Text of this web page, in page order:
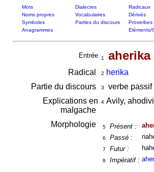
Mots Dialectes Radicaux
Noms propres
Vocabulaires Dérivés
Symboles
Parties du discours Proverbes
Anagrammes
Eléments/
Entrée 1 aherika
Radical 2
herika
Partie du discours
3
verbe passif
Explications en
malgache
4Avily,
Morphologie 5 Présent :
6 Passé :
7 Futur :
8 Impératif :